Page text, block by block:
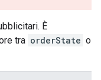
È
tra orderState o